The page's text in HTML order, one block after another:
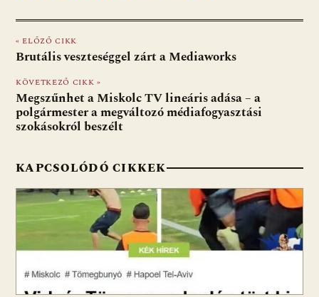
e
b
o
o
k
er at
s
A
p
p
d
di
ai
l
t za
m
g
« ELŐZŐ CIKK
Brutális veszteséggel zárt a Mediaworks
KÖVETKEZŐ CIKK »
Megszűnhet a Miskolc TV lineáris adása – a
polgármester a megváltozó médiafogyasztási
szokásokról beszélt
KAPCSOLÓDÓ CIKKEK